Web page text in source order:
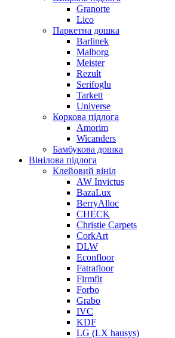
Granorte
Lico
Паркетна дошка
Barlinek
Malborg
Meister
Rezult
Serifoglu
Tarkett
Universe
Коркова підлога
Amorim
Wicanders
Бамбукова дошка
Вінілова підлога
Клейовий вініл
AW Invictus
BazaLux
BerryAlloc
CHECK
Christie Carpets
CorkArt
DLW
Econfloor
Fatrafloor
Firmfit
Forbo
Grabo
IVC
KDF
LG (LX hausys)